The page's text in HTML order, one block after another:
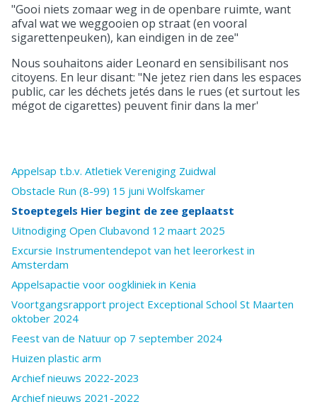
"Gooi niets zomaar weg in de openbare ruimte, want
afval wat we weggooien op straat (en vooral
sigarettenpeuken), kan eindigen in de zee"
Nous souhaitons aider Leonard en sensibilisant nos
citoyens. En leur disant: "Ne jetez rien dans les espaces
public, car les déchets jetés dans le rues (et surtout les
mégot de cigarettes) peuvent finir dans la mer'
Appelsap t.b.v. Atletiek Vereniging Zuidwal
Obstacle Run (8-99) 15 juni Wolfskamer
Stoeptegels Hier begint de zee geplaatst
Uitnodiging Open Clubavond 12 maart 2025
Excursie Instrumentendepot van het leerorkest in
Amsterdam
Appelsapactie voor oogkliniek in Kenia
Voortgangsrapport project Exceptional School St Maarten
oktober 2024
Feest van de Natuur op 7 september 2024
Huizen plastic arm
Archief nieuws 2022-2023
Archief nieuws 2021-2022